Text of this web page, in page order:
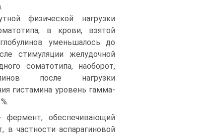
физической нагрузки
в крови, взятой
уменьшалось до
стимуляции желудочной
соматотипа, наоборот,
после нагрузки
гистамина уровень гамма-
фермент, обеспечивающий
в частности аспарагиновой